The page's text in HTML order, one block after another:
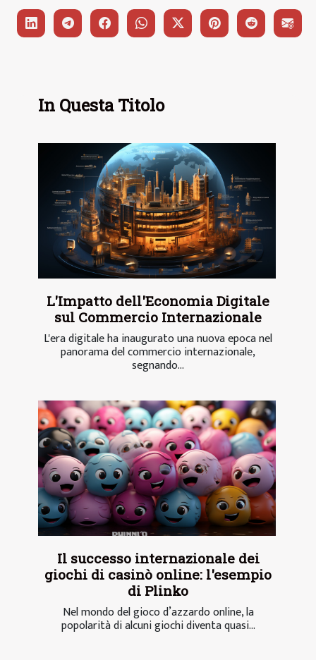
In Questa Titolo
L'Impatto dell'Economia Digitale
sul Commercio Internazionale
L'era digitale ha inaugurato una nuova epoca nel
panorama del commercio internazionale,
segnando...
Il successo internazionale dei
giochi di casinò online: l'esempio
di Plinko
Nel mondo del gioco d’azzardo online, la
popolarità di alcuni giochi diventa quasi...